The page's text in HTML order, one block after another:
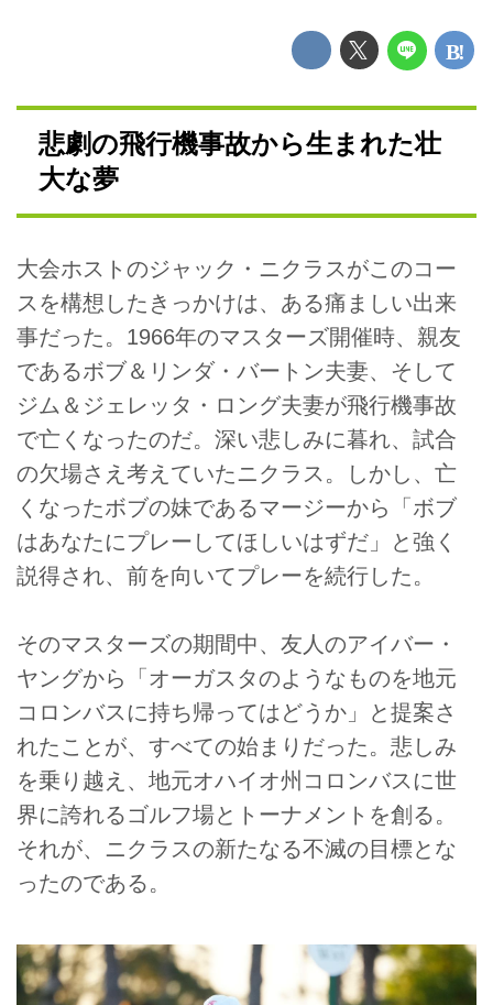
悲劇の飛行機事故から生まれた壮
大な夢
大会ホストのジャック・ニクラスがこのコー
スを構想したきっかけは、ある痛ましい出来
事だった。1966年のマスターズ開催時、親友
であるボブ＆リンダ・バートン夫妻、そして
ジム＆ジェレッタ・ロング夫妻が飛行機事故
で亡くなったのだ。深い悲しみに暮れ、試合
の欠場さえ考えていたニクラス。しかし、亡
くなったボブの妹であるマージーから「ボブ
はあなたにプレーしてほしいはずだ」と強く
説得され、前を向いてプレーを続行した。
そのマスターズの期間中、友人のアイバー・
ヤングから「オーガスタのようなものを地元
コロンバスに持ち帰ってはどうか」と提案さ
れたことが、すべての始まりだった。悲しみ
を乗り越え、地元オハイオ州コロンバスに世
界に誇れるゴルフ場とトーナメントを創る。
それが、ニクラスの新たなる不滅の目標とな
ったのである。